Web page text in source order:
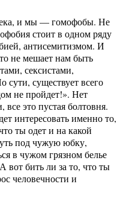
и мы — гомофобы. Не
стоит в одном ряду
антисемитизмом. И
не мешает нам быть
сексистами,
существует всего
не пройдет!». Нет
это пустая болтовня.
интересовать именно то,
ты одет и на какой
под чужую юбку,
в чужом грязном белье
вот бить ли за то, что ты
человечности и